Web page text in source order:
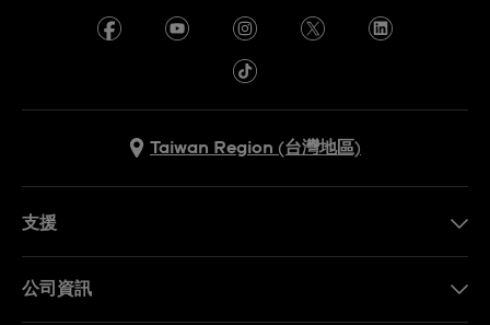
Taiwan Region (台灣地區)
支援
公司資訊